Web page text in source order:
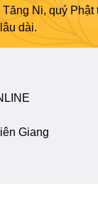
Ni, quý
dài.
Giang